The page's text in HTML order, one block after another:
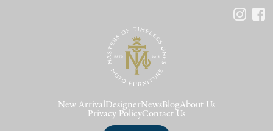
New Arrival DesignerNews BlogAbout Us
Privacy PolicyContact Us